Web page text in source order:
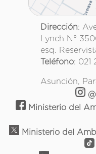
Dirección:
Lynch N°
esq.
Teléfono: 021
Asunción,
Ministerio del
Ministerio del